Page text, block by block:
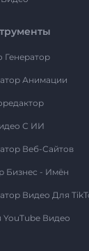
Анимации
С ИИ
Веб-Сайтов
Бизнес - Имён
Видео Для
Видео